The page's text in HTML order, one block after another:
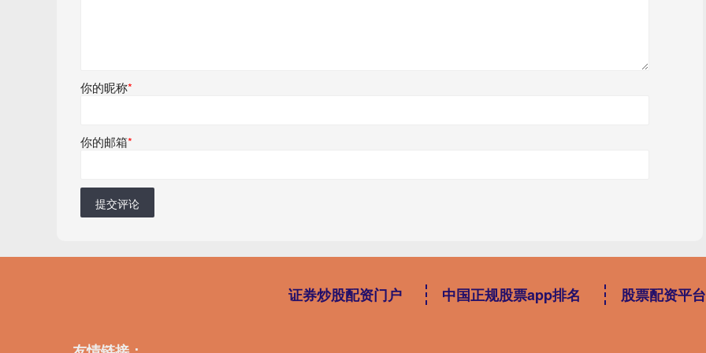
你的昵称*
你的邮箱*
提交评论
证券炒股配资门户 中国正规股票app排名 股票配资平